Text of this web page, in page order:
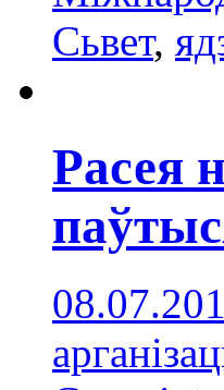
Сьвет,
Расея